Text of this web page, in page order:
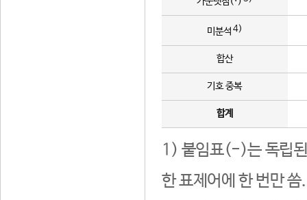
미분석 4)
합산
기호 중복
합계
1) 붙임표(-)는 독립된
한 표제어에 한 번만